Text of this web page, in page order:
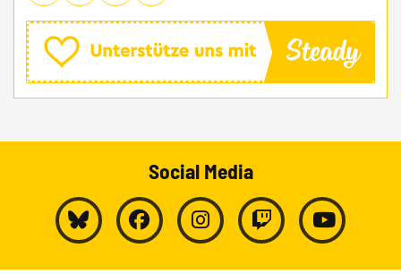
Social Media